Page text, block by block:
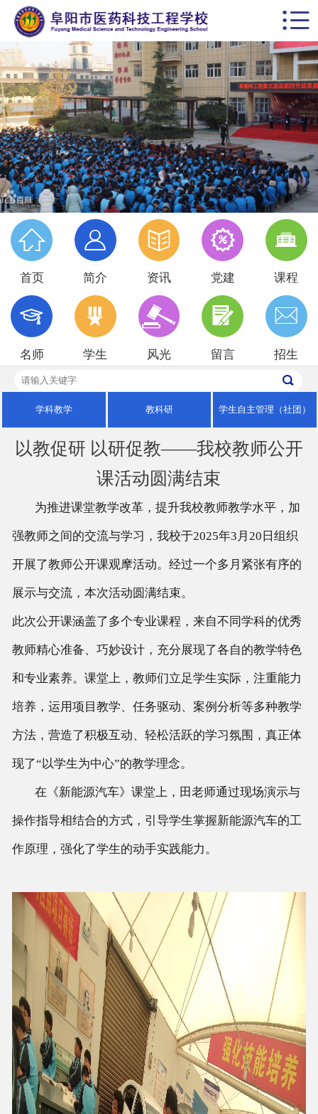
 首页
学校概括
校园动态
思政德育
教学科研
党建专栏
名师风采
学生天地
招生就业
校园风光


首页

简介

资讯

党建

课程

名师

学生

风光

留言

招生
学科教学 教科研 学生自主管理（社团）
以教促研 以研促教——我校教师公开
课活动圆满结束
为推进课堂教学改革，提升我校教师教学水平，加
强教师之间的交流与学习，我校于2025年3月20日组织
开展了教师公开课观摩活动。经过一个多月紧张有序的
展示与交流，本次活动圆满结束。
此次公开课涵盖了多个专业课程，来自不同学科的优秀
教师精心准备、巧妙设计，充分展现了各自的教学特色
和专业素养。课堂上，教师们立足学生实际，注重能力
培养，运用项目教学、任务驱动、案例分析等多种教学
方法，营造了积极互动、轻松活跃的学习氛围，真正体
现了“以学生为中心”的教学理念。
在《新能源汽车》课堂上，田老师通过现场演示与
操作指导相结合的方式，引导学生掌握新能源汽车的工
作原理，强化了学生的动手实践能力。